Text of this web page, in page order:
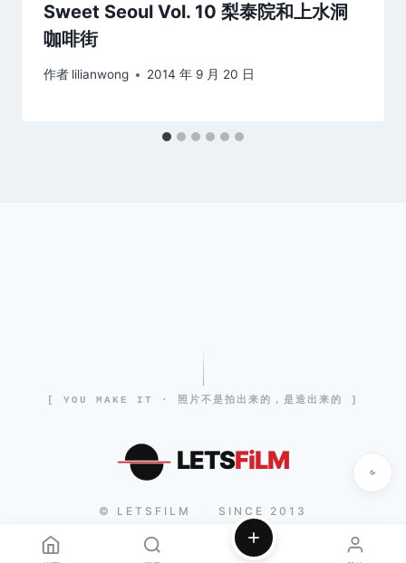
Sweet Seoul Vol. 10 梨泰院和上水洞
咖啡街
作者 lilianwong 2014 年 9 月 20 日
[ YOU MAKE IT · 照片不是拍出来的，是造出来的 ]
LETSFiLM
© LETSFILM SINCE 2013